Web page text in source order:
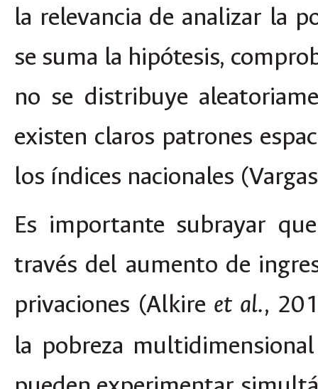
la relevancia de analizar la
se suma la hipótesis,
no se distribuye
existen claros patrones
los índices nacionales
Es importante subrayar
través del aumento de
privaciones (Alkire et al.,
la pobreza